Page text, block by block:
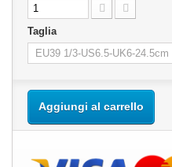
Taglia
Aggiungi al carrello